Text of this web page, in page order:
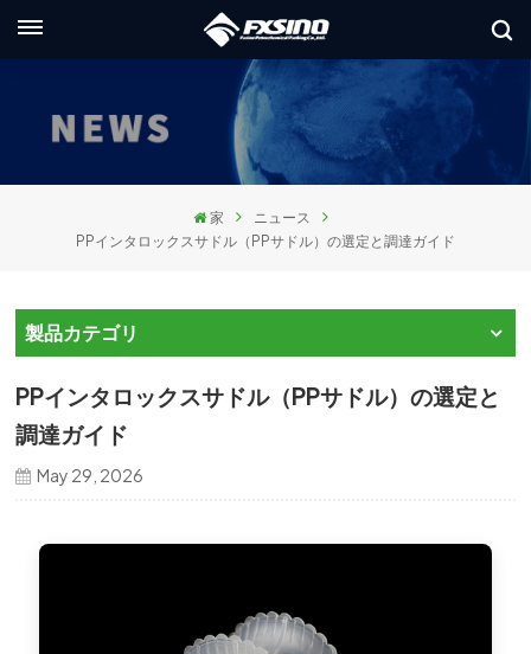
家
ニュース
PPインタロックスサドル（PPサドル）の選定と調​​達ガイド
製品カテゴリ
PPインタロックスサドル（PPサドル）の選定と
調​​達ガイド
May 29, 2026